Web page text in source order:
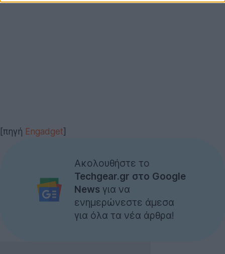
[πηγή Engadget]
Ακολουθήστε το
Techgear.gr στο Google
News για να
ενημερώνεστε άμεσα
για όλα τα νέα άρθρα!